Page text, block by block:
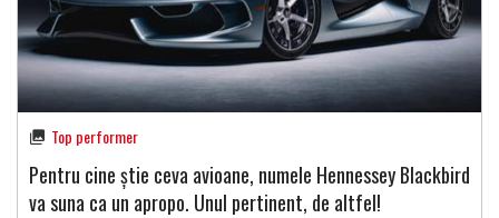
Top performer
Pentru cine știe ceva avioane, numele Hennessey Blackbird
va suna ca un apropo. Unul pertinent, de altfel!